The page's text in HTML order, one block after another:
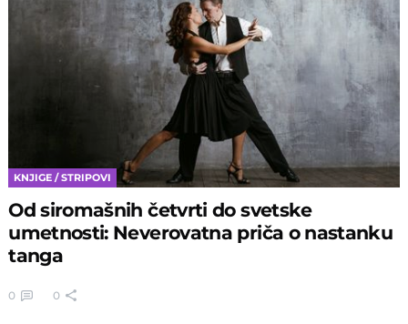
KNJIGE / STRIPOVI
Od siromašnih četvrti do svetske
umetnosti: Neverovatna priča o nastanku
tanga
0 0